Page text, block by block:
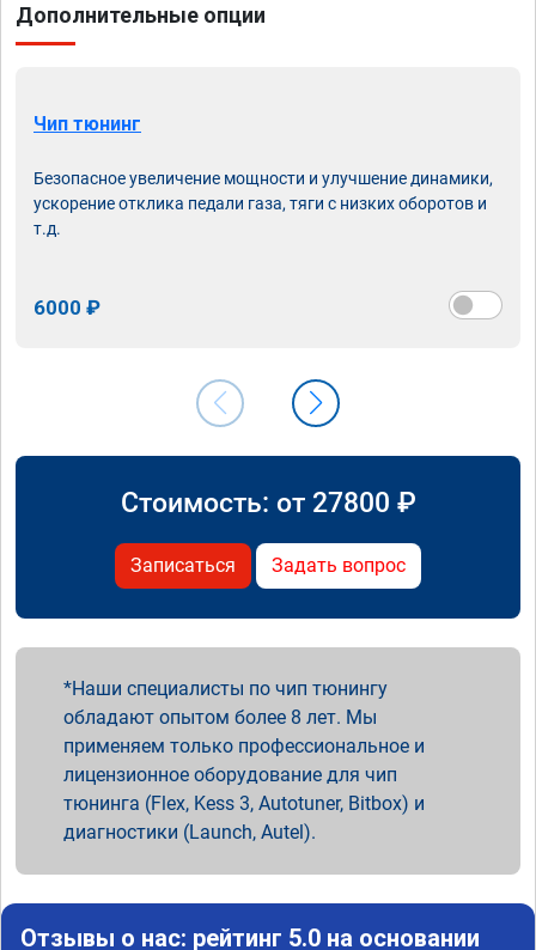
Дополнительные опции
Чип тюнинг
Безопасное увеличение мощности и улучшение динамики,
ускорение отклика педали газа, тяги с низких оборотов и
т.д.
6000 ₽
Стоимость: от 27800 ₽
Записаться Задать вопрос
Наши специалисты по чип тюнингу
обладают опытом более 8 лет. Мы
применяем только профессиональное и
лицензионное оборудование для чип
тюнинга (Flex, Kess 3, Autotuner, Bitbox) и
диагностики (Launch, Autel).
Отзывы о нас: рейтинг 5.0 на основании